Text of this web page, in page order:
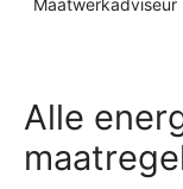
Alle